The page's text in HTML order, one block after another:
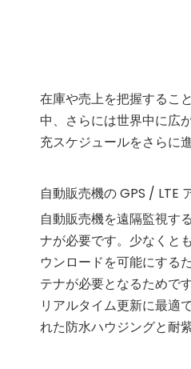
在庫や売上を把握するこ
中、さらには世界中に広
充スケジュールをさらに
自動販売機の GPS / LTE
自動販売機を遠隔監視す
ナが必要です。少なくと
ウンロードを可能にする
テナが必要となるためで
リアルタイム更新に最適
れた防水ハウジングと耐